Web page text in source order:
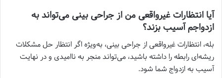
آیا انتظارات غیرواقعی من از جراحی بینی می‌تواند به
ازدواجم آسیب بزند؟
بله، انتظارات غیرواقعی از جراحی بینی، به‌ویژه اگر انتظار حل مشکلات
ریشه‌ای رابطه را داشته باشید، می‌تواند منجر به ناامیدی و در نهایت
آسیب به ازدواج شما شود.